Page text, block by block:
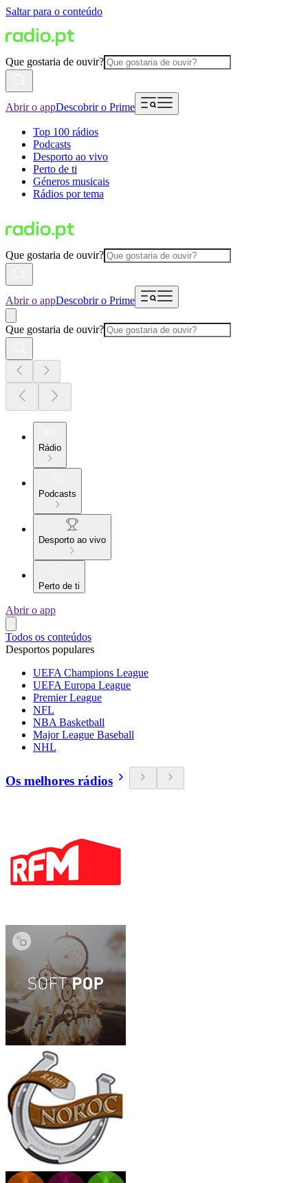
Saltar para o conteúdo
Que gostaria de ouvir?
Abrir o appDescobrir o Prime
Top 100 rádios
Podcasts
Desporto ao vivo
Perto de ti
Géneros musicais
Rádios por tema
Que gostaria de ouvir?
Abrir o appDescobrir o Prime
Que gostaria de ouvir?
Rádio
Podcasts
Desporto ao vivo
Perto de ti
Abrir o app
Todos os conteúdos
Desportos populares
UEFA Champions League
UEFA Europa League
Premier League
NFL
NBA Basketball
Major League Baseball
NHL
Os melhores rádios